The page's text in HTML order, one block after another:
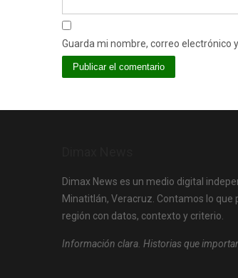
Guarda mi nombre, correo electrónico
Dimax News es un medio digital
Minatitlán, Veracruz. Contamos lo que
región con datos, contexto y criterio.
Información clara. Historias que